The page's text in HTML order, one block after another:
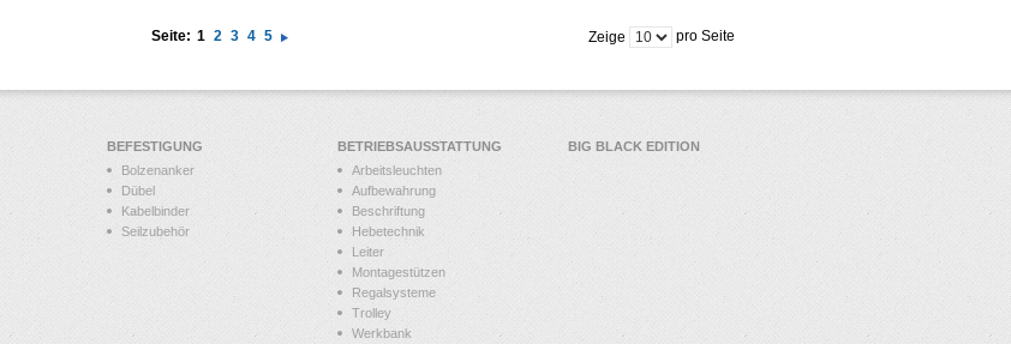
Zeige pro Seite
Seite: 1 2 3 4 5
BEFESTIGUNG
Bolzenanker
Dübel
Kabelbinder
Seilzubehör
BETRIEBSAUSSTATTUNG
Arbeitsleuchten
Aufbewahrung
Beschriftung
Hebetechnik
Leiter
Montagestützen
Regalsysteme
Trolley
Werkbank
BIG BLACK EDITION